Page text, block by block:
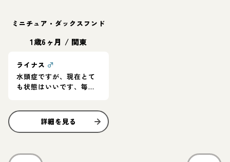
ミニチュア・ダックスフンド
1歳6ヶ月 / 関東
ライナス ♂
水頭症ですが、現在とて
も状態はいいです、毎日
詳細を見る